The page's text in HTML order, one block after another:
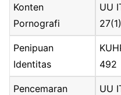
Konten
Pornografi
UU
27(1)
Penipuan
Identitas
492
Pencemaran
UU